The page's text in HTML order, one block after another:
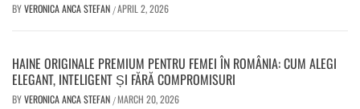
BYVERONICA ANCA STEFAN /APRIL 2, 2026
HAINE ORIGINALE PREMIUM PENTRU FEMEI ÎN ROMÂNIA: CUM ALEGI
ELEGANT, INTELIGENT ȘI FĂRĂ COMPROMISURI
BYVERONICA ANCA STEFAN /MARCH 20, 2026